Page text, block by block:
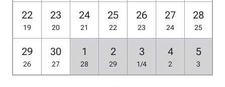
22
19
23
20
24
21
25
22
26
23
27
24
28
25
29
26
30
27
1
28
2
29
3
1/4
4
2
5
3